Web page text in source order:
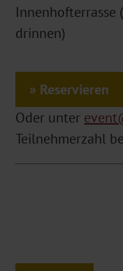
Innenhofterrasse
drinnen)
Reservieren
Oder unter
Teilnehmerzahl